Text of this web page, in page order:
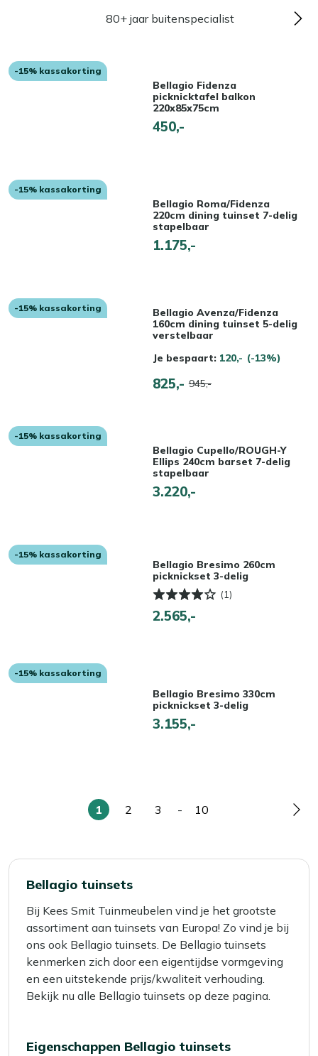
80+ jaar buitenspecialist
-15% kassakorting
Bellagio Fidenza
picknicktafel balkon
220x85x75cm
450,-
-15% kassakorting
Bellagio Roma/Fidenza
220cm dining tuinset 7-delig
stapelbaar
1.175,-
-15% kassakorting
Bellagio Avenza/Fidenza
160cm dining tuinset 5-delig
verstelbaar
Je bespaart: 120,- (-13%)
825,- 945,-
-15% kassakorting
Bellagio Cupello/ROUGH-Y
Ellips 240cm barset 7-delig
stapelbaar
3.220,-
-15% kassakorting
Bellagio Bresimo 260cm
picknickset 3-delig
(1)
2.565,-
-15% kassakorting
Bellagio Bresimo 330cm
picknickset 3-delig
3.155,-
U
1
Pagina
2
Pagina
3 -
Pagina
10
Bellagio tuinsets
Bij Kees Smit Tuinmeubelen vind je het grootste
assortiment aan tuinsets van Europa! Zo vind je bij
ons ook Bellagio tuinsets. De Bellagio tuinsets
kenmerken zich door een eigentijdse vormgeving
en een uitstekende prijs/kwaliteit verhouding.
Bekijk nu alle Bellagio tuinsets op deze pagina.
Eigenschappen Bellagio tuinsets